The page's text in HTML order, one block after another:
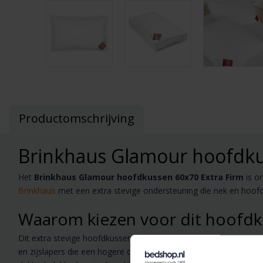
Productomschrijving
Brinkhaus Glamour
Het Brinkhaus Glamour hoofdkussen 60x70 Extra Firm is
Brinkhaus met een extra stevige ondersteuning die nek en
Waarom kiezen voor dit
Dit extra stevige hoofdkussen biedt directe voordelen voor
en zijslapers die een hogere ondersteuning nodig hebben.